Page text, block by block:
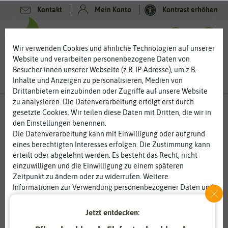
Kontakt Mein Konto Kontrast erhöhen
Wir verwenden Cookies und ähnliche Technologien auf unserer
Website und verarbeiten personenbezogene Daten von
Besucher:innen unserer Webseite (z.B. IP-Adresse), um z.B.
Inhalte und Anzeigen zu personalisieren, Medien von
Drittanbietern einzubinden oder Zugriffe auf unsere Website
zu analysieren. Die Datenverarbeitung erfolgt erst durch
gesetzte Cookies. Wir teilen diese Daten mit Dritten, die wir in
den Einstellungen benennen.
Die Datenverarbeitung kann mit Einwilligung oder aufgrund
eines berechtigten Interesses erfolgen. Die Zustimmung kann
erteilt oder abgelehnt werden. Es besteht das Recht, nicht
einzuwilligen und die Einwilligung zu einem späteren
Zeitpunkt zu ändern oder zu widerrufen. Weitere
Informationen zur Verwendung personenbezogener Daten und
Jetzt entdecken: